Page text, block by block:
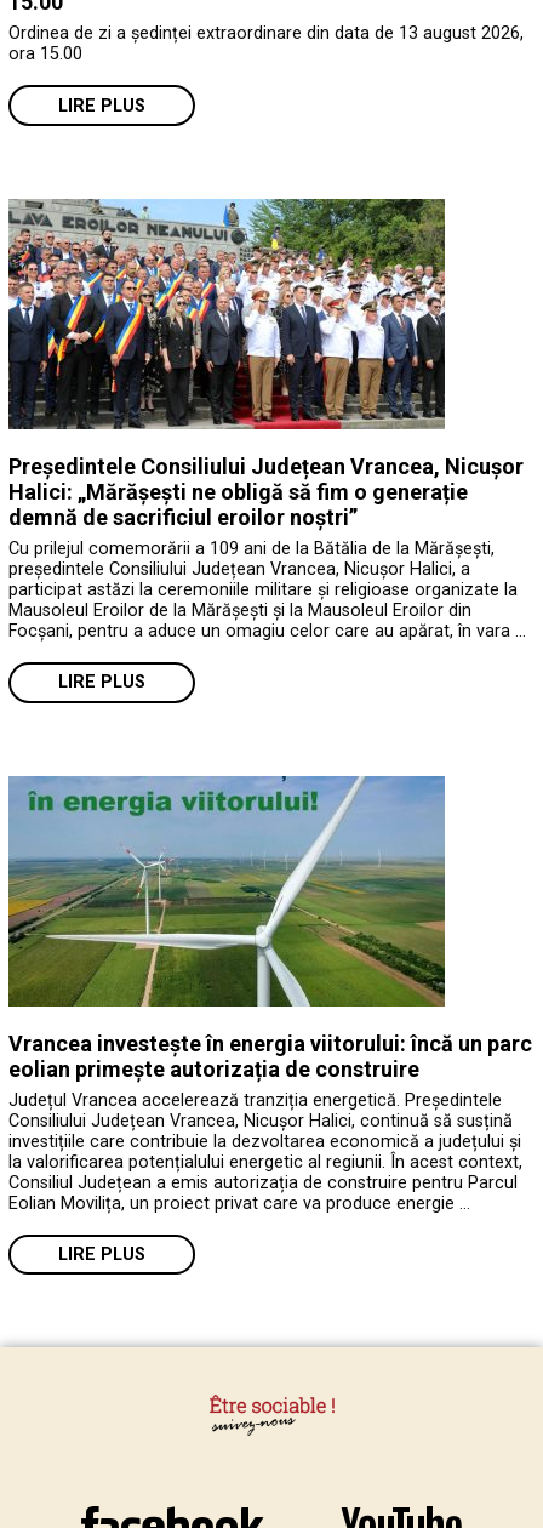
Ordinea de zi a ședinței extraordinare din data de 13 august 2026,
ora 15.00
LIRE PLUS
Președintele Consiliului Județean Vrancea, Nicușor
Halici: „Mărășești ne obligă să fim o generație
demnă de sacrificiul eroilor noștri”
Cu prilejul comemorării a 109 ani de la Bătălia de la Mărășești,
președintele Consiliului Județean Vrancea, Nicușor Halici, a
participat astăzi la ceremoniile militare și religioase organizate la
Mausoleul Eroilor de la Mărășești și la Mausoleul Eroilor din
Focșani, pentru a aduce un omagiu celor care au apărat, în vara …
LIRE PLUS
Vrancea investește în energia viitorului: încă un parc
eolian primește autorizația de construire
Județul Vrancea accelerează tranziția energetică. Președintele
Consiliului Județean Vrancea, Nicușor Halici, continuă să susțină
investițiile care contribuie la dezvoltarea economică a județului și
la valorificarea potențialului energetic al regiunii. În acest context,
Consiliul Județean a emis autorizația de construire pentru Parcul
Eolian Movilița, un proiect privat care va produce energie …
LIRE PLUS